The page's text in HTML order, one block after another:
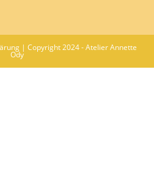
| Copyright 2024 - Atelier Annette
Ody